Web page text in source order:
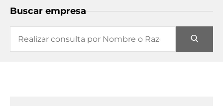
Buscar empresa